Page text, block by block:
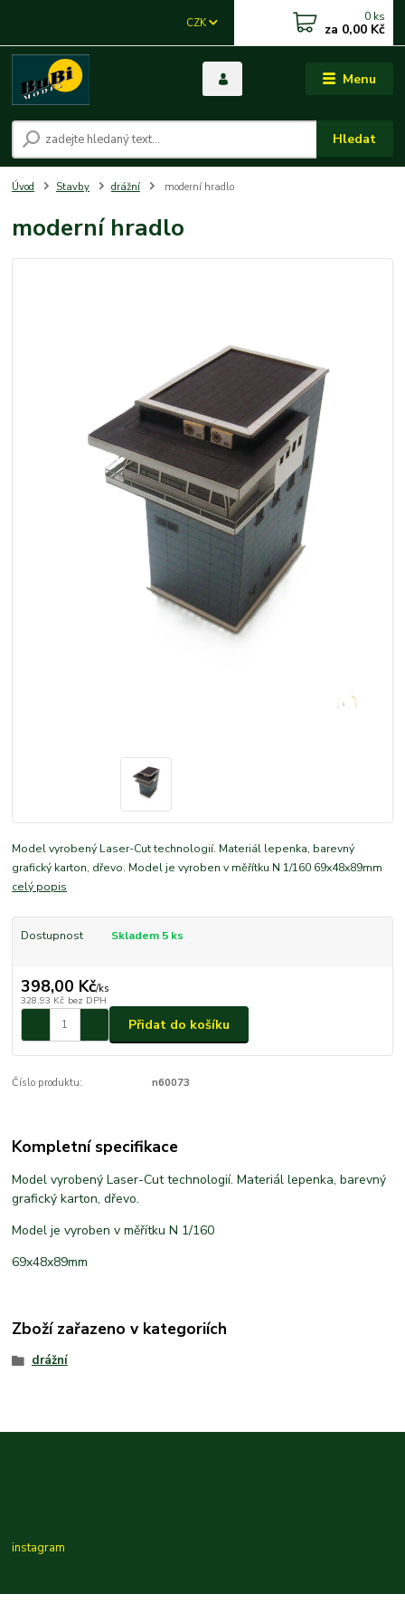
Menu
CZK
Hledat
0 ks
za 0,00 Kč
Úvod Stavby drážní moderní hradlo
moderní hradlo
Model vyrobený Laser-Cut technologií. Materiál lepenka, barevný
grafický karton, dřevo. Model je vyroben v měřítku N 1/160 69x48x89mm
celý popis
Dostupnost Skladem 5 ks
398,00 Kč/ks
328,93 Kč bez DPH
Přidat do košíku
Číslo produktu: n60073
Kompletní specifikace
Model vyrobený Laser-Cut technologií. Materiál lepenka, barevný
grafický karton, dřevo.
Model je vyroben v měřítku N 1/160
69x48x89mm
Zboží zařazeno v kategoriích
drážní
instagram